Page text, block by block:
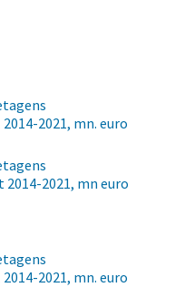
2021, mn. euro
2021, mn euro
2021, mn. euro